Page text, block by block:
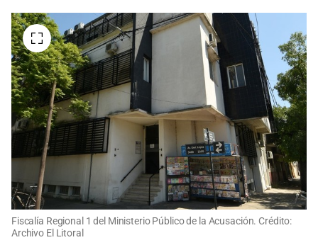
Fiscalía Regional 1 del Ministerio Público de la Acusación. Crédito:
Archivo El Litoral